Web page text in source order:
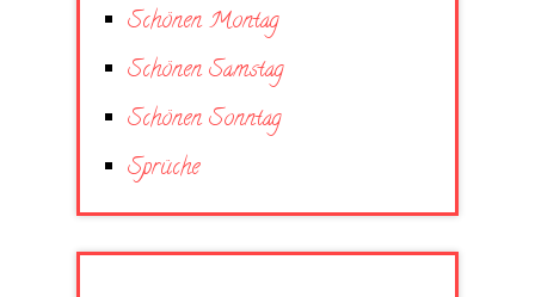
Schönen Montag
Schönen Samstag
Schönen Sonntag
Sprüche